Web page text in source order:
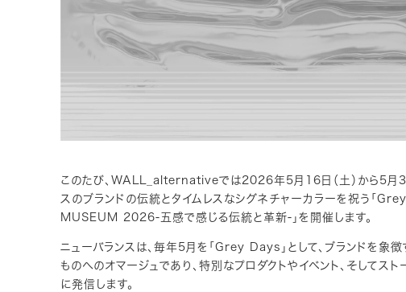
このたび、WALL_alternativeでは2026年5月16日（土）から5月30
スのブランドの伝統とタイムレスなシグネチャーカラーを祝う「
MUSEUM 2026-五感で感じる伝統と革新-」を開催します。
ニューバランスは、毎年5月を「Grey Days」として、ブランドを象
ものへのオマージュであり、特別なプロダクトやイベント、そして
に発信します。